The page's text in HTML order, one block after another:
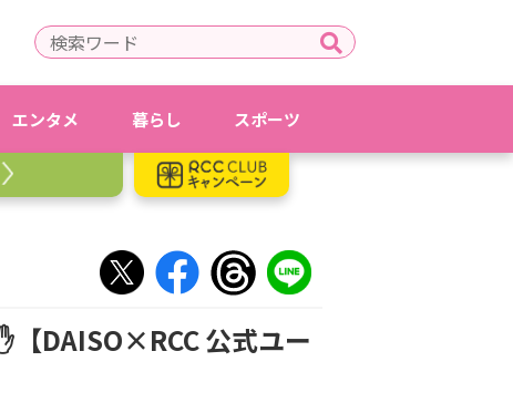
エンタメ 暮らし スポーツ
【DAISO×RCC 公式ユー